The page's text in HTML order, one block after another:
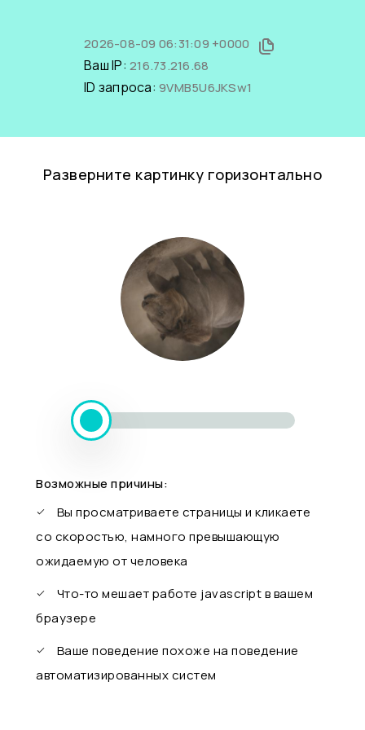
2026-08-09 06:31:09 +0000
Ваш IP: 216.73.216.68
ID запроса: 9VMB5U6JKSw1
Разверните картинку горизонтально
Возможные причины:
Вы просматриваете страницы и кликаете
со скоростью, намного превышающую
ожидаемую от человека
Что-то мешает работе javascript в вашем
браузере
Ваше поведение похоже на поведение
автоматизированных систем